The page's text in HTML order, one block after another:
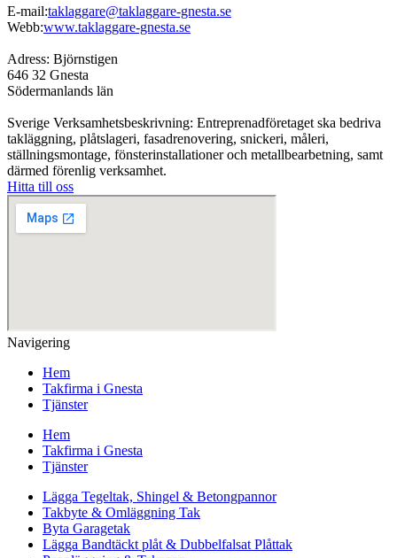
E-mail:taklaggare@taklaggare-gnesta.se
Webb:www.taklaggare-gnesta.se
Adress: Björnstigen
646 32 Gnesta
Södermanlands län
Sverige Verksamhetsbeskrivning: Entreprenadföretaget ska bedriva
takläggning, plåtslageri, fasadrenovering, snickeri, måleri,
ställningsmontage, fönsterinstallationer och metallbearbetning, samt
därmed förenlig verksamhet.
Hitta till oss
Navigering
Hem
Takfirma i Gnesta
Tjänster
Hem
Takfirma i Gnesta
Tjänster
Lägga Tegeltak, Shingel & Betongpannor
Takbyte & Omläggning Tak
Byta Garagetak
Lägga Bandtäckt plåt & Dubbelfalsat Plåttak